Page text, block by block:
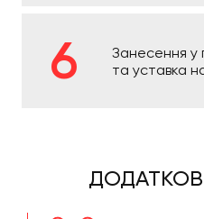
Занесення у
та уставка